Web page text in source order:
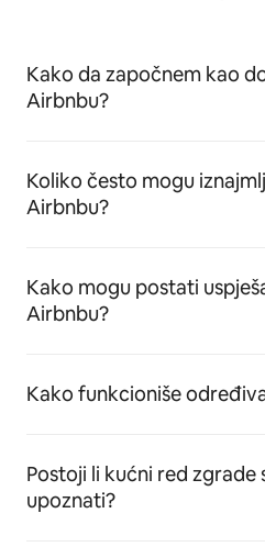
Kako da započnem kao
Airbnbu?
Koliko često mogu
Airbnbu?
Kako mogu postati
Airbnbu?
Kako funkcioniše
Postoji li kućni red zgrade
upoznati?